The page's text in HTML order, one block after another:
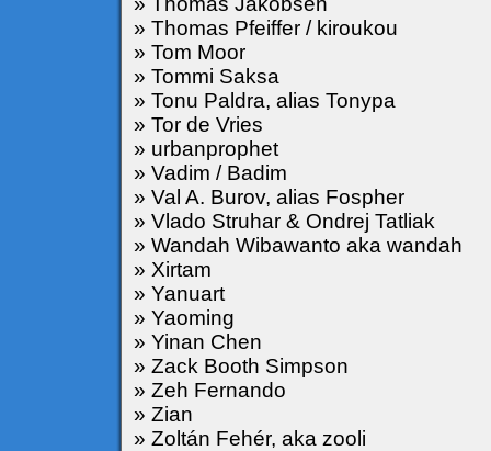
» Thomas Pfeiffer / kiroukou
» Tom Moor
» Tommi Saksa
» Tonu Paldra, alias Tonypa
» Tor de Vries
» urbanprophet
» Vadim / Badim
» Val A. Burov, alias Fospher
» Vlado Struhar & Ondrej Tatliak
» Wandah Wibawanto aka wandah
» Xirtam
» Yanuart
» Yaoming
» Yinan Chen
» Zack Booth Simpson
» Zeh Fernando
» Zian
» Zoltán Fehér, aka zooli